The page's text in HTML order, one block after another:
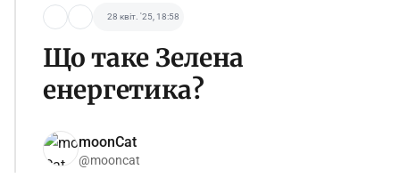
28 квіт. '25, 18:58
Що таке Зелена
енергетика?
moonCat
@mooncat